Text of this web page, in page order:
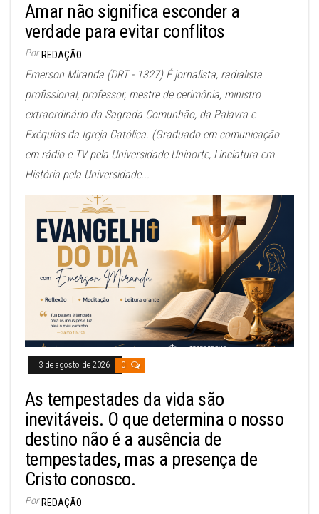
Amar não significa esconder a
verdade para evitar conflitos
Por REDAÇÃO
Emerson Miranda (DRT - 1327) É jornalista, radialista
profissional, professor, mestre de cerimônia, ministro
extraordinário da Sagrada Comunhão, da Palavra e
Exéquias da Igreja Católica. (Graduado em comunicação
em rádio e TV pela Universidade Uninorte, Linciatura em
História pela Universidade...
3 de agosto de 2026 0
As tempestades da vida são
inevitáveis. O que determina o nosso
destino não é a ausência de
tempestades, mas a presença de
Cristo conosco.
Por REDAÇÃO